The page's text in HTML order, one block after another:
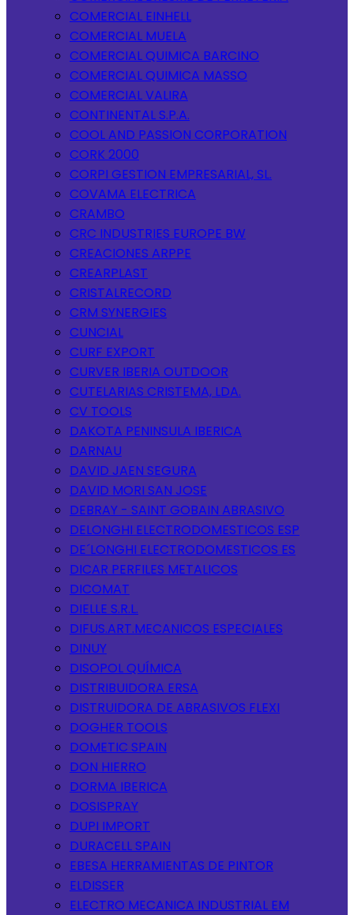
COMERCIAL EINHELL
COMERCIAL MUELA
COMERCIAL QUIMICA BARCINO
COMERCIAL QUIMICA MASSO
COMERCIAL VALIRA
CONTINENTAL S.P.A.
COOL AND PASSION CORPORATION
CORK 2000
CORPI GESTION EMPRESARIAL, SL.
COVAMA ELECTRICA
CRAMBO
CRC INDUSTRIES EUROPE BW
CREACIONES ARPPE
CREARPLAST
CRISTALRECORD
CRM SYNERGIES
CUNCIAL
CURF EXPORT
CURVER IBERIA OUTDOOR
CUTELARIAS CRISTEMA, LDA.
CV TOOLS
DAKOTA PENINSULA IBERICA
DARNAU
DAVID JAEN SEGURA
DAVID MORI SAN JOSE
DEBRAY - SAINT GOBAIN ABRASIVO
DELONGHI ELECTRODOMESTICOS ESP
DE´LONGHI ELECTRODOMESTICOS ES
DICAR PERFILES METALICOS
DICOMAT
DIELLE S.R.L.
DIFUS.ART.MECANICOS ESPECIALES
DINUY
DISOPOL QUÍMICA
DISTRIBUIDORA ERSA
DISTRUIDORA DE ABRASIVOS FLEXI
DOGHER TOOLS
DOMETIC SPAIN
DON HIERRO
DORMA IBERICA
DOSISPRAY
DUPI IMPORT
DURACELL SPAIN
EBESA HERRAMIENTAS DE PINTOR
ELDISSER
ELECTRO MECANICA INDUSTRIAL EM